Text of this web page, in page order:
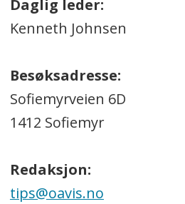
Daglig leder:
Kenneth Johnsen
Besøksadresse:
Sofiemyrveien 6D
1412 Sofiemyr
Redaksjon:
tips@oavis.no